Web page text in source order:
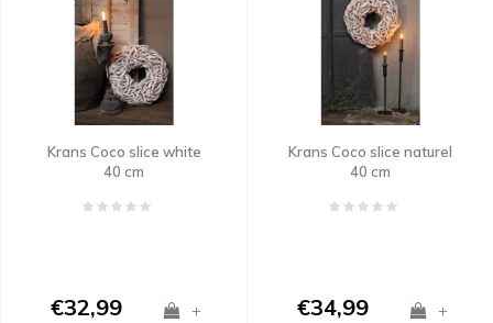
Krans Coco slice white
40 cm
€32,99 +
Krans Coco slice naturel
40 cm
€34,99 +